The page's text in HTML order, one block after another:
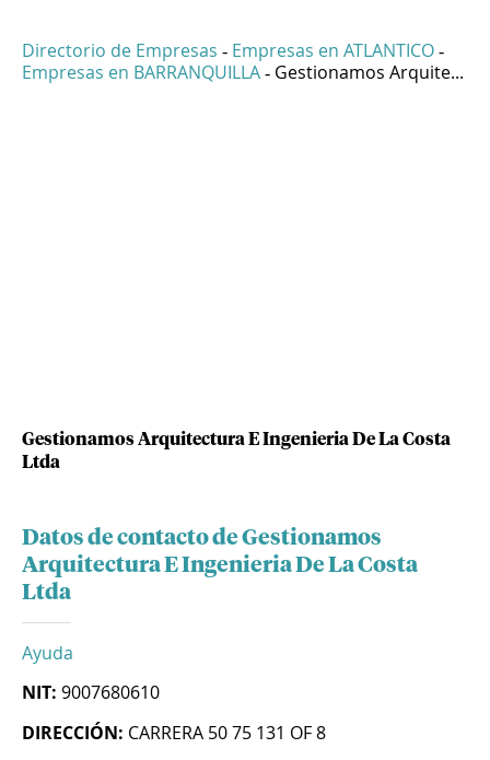
Directorio de Empresas - Empresas en ATLANTICO -
Empresas en BARRANQUILLA - Gestionamos Arquite...
Gestionamos Arquitectura E Ingenieria De La Costa
Ltda
Datos de contacto de Gestionamos
Arquitectura E Ingenieria De La Costa
Ltda
Ayuda
NIT: 9007680610
DIRECCIÓN: CARRERA 50 75 131 OF 8